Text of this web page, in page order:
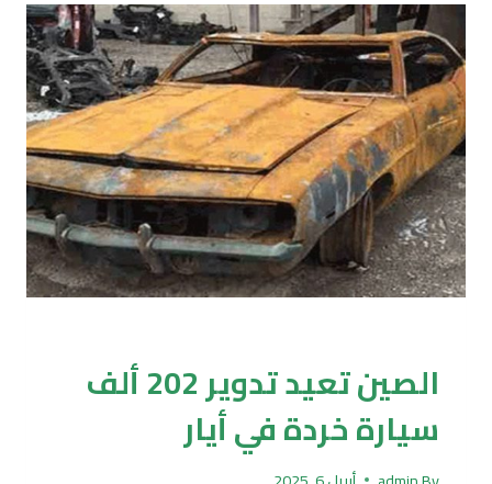
البشري
في
المستقبل
القريب!!
الصين تعيد تدوير 202 ألف
سيارة خردة في أيار